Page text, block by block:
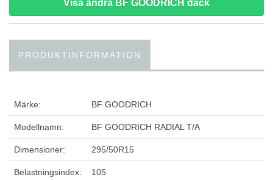
Visa andra BF GOODRICH däck
PRODUKTINFORMATION
Märke: BF GOODRICH
Modellnamn: BF GOODRICH RADIAL T/A
Dimensioner: 295/50R15
Belastningsindex: 105